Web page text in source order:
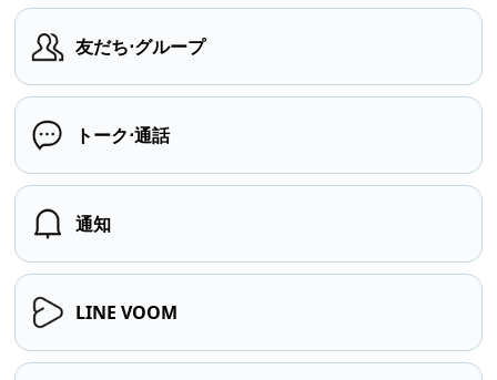
友だち⋅グループ
トーク⋅通話
通知
LINE VOOM